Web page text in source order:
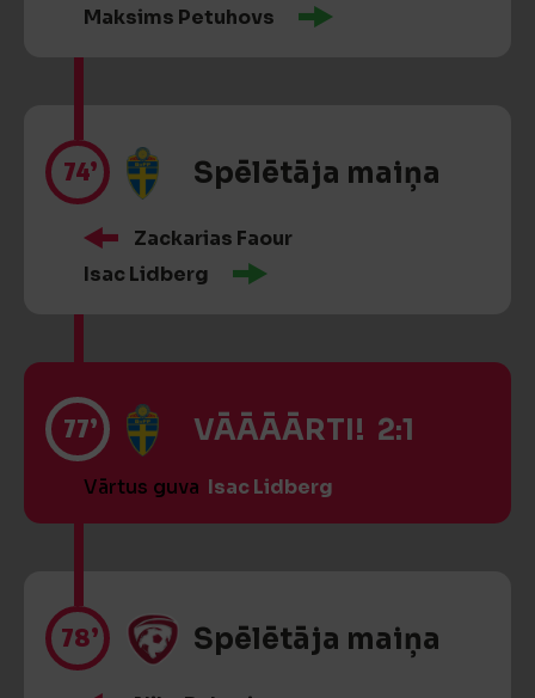
Maksims Petuhovs
74’ Spēlētāja maiņa
Zackarias Faour
Isac Lidberg
77’ VĀĀĀĀRTI! 2:1
Vārtus guva Isac Lidberg
78’ Spēlētāja maiņa